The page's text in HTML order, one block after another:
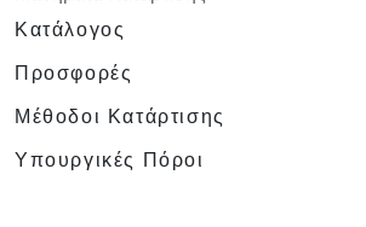
Κατάλογος
Προσφορές
Μέθοδοι Κατάρτισης
Υπουργικές Πόροι